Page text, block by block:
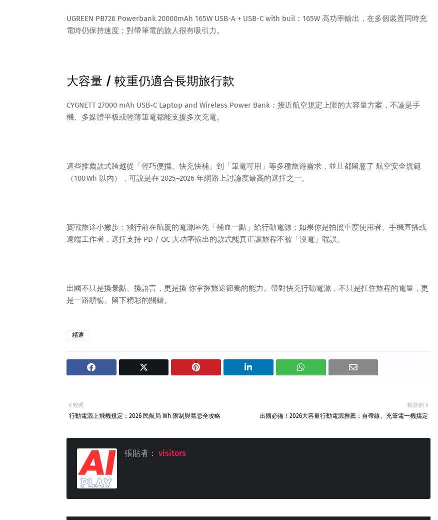
UGREEN PB726 Powerbank 20000mAh 165W USB-A + USB-C with buil：165W 高功率輸出，在多個裝置同時充
電時仍保持速度；對帶筆電的旅人很有吸引力。
大容量 / 較重仍適合長期旅行款
CYGNETT 27000 mAh USB-C Laptop and Wireless Power Bank：接近航空規定上限的大容量方案，不論是手
機、多媒體平板或輕薄筆電都能支援多次充電。
這些推薦款式跨越從「輕巧便攜、快充快補」到「筆電可用」等多種旅遊需求，並且都留意了 航空安全規範
（100 Wh 以內），可說是在 2025–2026 年網路上討論度最高的選擇之一。
實戰旅途小撇步：飛行前在航廈的電源區先「補血一點」給行動電源；如果你是拍照重度使用者、手機直播或
遠端工作者，選擇支持 PD / QC 大功率輸出的款式能真正讓旅程不被「沒電」耽誤。
出國不只是換景點、換語言，更是換 你掌握旅途節奏的能力。帶對快充行動電源，不只是扛住旅程的電量，更
是一路順暢、留下精彩的關鍵。
精選
較新的
出國必備！2026大容量行動電源推薦：自帶線、充筆電一機搞定
較舊
行動電源上飛機規定：2026 民航局 Wh 限制與禁忌全攻略
張貼者： visitors